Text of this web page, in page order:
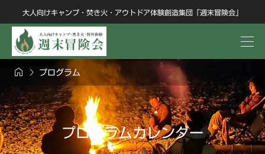
大人向けキャンプ・焚き火・アウトドア体験創造集団「週末冒険会」
  プログラム
プログラムカレンダー